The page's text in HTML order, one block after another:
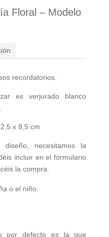
Floral – Modelo
recordatorios.
es verjurado blanco
x 8,5 cm
necesitamos la
incluir en el formulario
la compra.
o el niño.
por defecto es la que